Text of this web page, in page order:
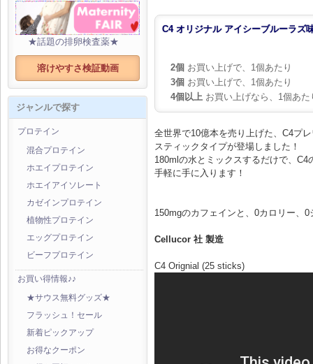
★話題の排卵検査薬★
溶けやすさ検証動画
ジャンルで探す
プロテイン
混合プロテイン
ホエイプロテイン
ホエイアイソレート
カゼインプロテイン
植物性プロテイン
エッグプロテイン
ビーフプロテイン
お買い得情報♪♪
★サウス無料グッズ★
フラッシュ！セール
新着ピックアップ
お得なクーポン
C4 オリジナル アイシーブルーラズ
2個 お買い上げで、1個あたり
3個 お買い上げで、1個あたり
4個以上 お買い上げなら、1個あた
全世界で10億本を売り上げた、C4プ
スティックタイプが登場しました！
180mlの水とミックスするだけで、C4
手軽に手に入ります！
150mgのカフェインと、0カロリー、0
Cellucor 社 製造
C4 Orignial (25 sticks)